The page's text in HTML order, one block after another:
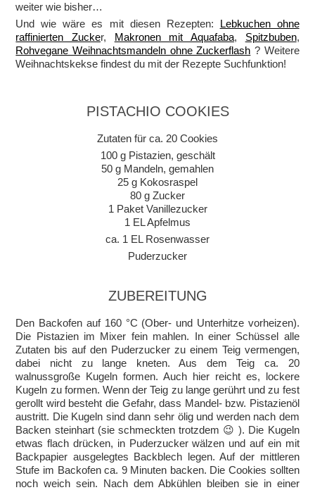
weiter wie bisher…
Und wie wäre es mit diesen Rezepten: Lebkuchen ohne
raffinierten Zucker, Makronen mit Aquafaba, Spitzbuben,
Rohvegane Weihnachtsmandeln ohne Zuckerflash ? Weitere
Weihnachtskekse findest du mit der Rezepte Suchfunktion!
PISTACHIO COOKIES
Zutaten für ca. 20 Cookies
100 g Pistazien, geschält
50 g Mandeln, gemahlen
25 g Kokosraspel
80 g Zucker
1 Paket Vanillezucker
1 EL Apfelmus
ca. 1 EL Rosenwasser
Puderzucker
ZUBEREITUNG
Den Backofen auf 160 °C (Ober- und Unterhitze vorheizen).
Die Pistazien im Mixer fein mahlen. In einer Schüssel alle
Zutaten bis auf den Puderzucker zu einem Teig vermengen,
dabei nicht zu lange kneten. Aus dem Teig ca. 20
walnussgroße Kugeln formen. Auch hier reicht es, lockere
Kugeln zu formen. Wenn der Teig zu lange gerührt und zu fest
gerollt wird besteht die Gefahr, dass Mandel- bzw. Pistazienöl
austritt. Die Kugeln sind dann sehr ölig und werden nach dem
Backen steinhart (sie schmeckten trotzdem 😉 ). Die Kugeln
etwas flach drücken, in Puderzucker wälzen und auf ein mit
Backpapier ausgelegtes Backblech legen. Auf der mittleren
Stufe im Backofen ca. 9 Minuten backen. Die Cookies sollten
noch weich sein. Nach dem Abkühlen bleiben sie in einer